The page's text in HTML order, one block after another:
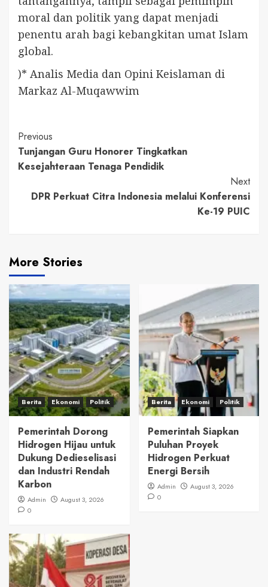
moral dan politik yang dapat menjadi
penentu arah bagi kebangkitan umat Islam
global.
)* Analis Media dan Opini Keislaman di
Markaz Al-Muqawwim
Continue
Reading
Previous
Tunjangan Guru Honorer Tingkatkan
Kesejahteraan Tenaga Pendidik
Next
DPR Perkuat Citra Indonesia melalui Konferensi
Ke-19 PUIC
More Stories
Berita Ekonomi Politik
Pemerintah Dorong
Hidrogen Hijau untuk
Dukung Dedieselisasi
dan Industri Rendah
Karbon
Admin
August 3, 2026
0
Berita Ekonomi Politik
Pemerintah Siapkan
Puluhan Proyek
Hidrogen Perkuat
Energi Bersih
Admin
August 3, 2026
0